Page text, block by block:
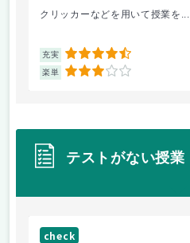
クリッカーなどを用いて授業を...
充実 4.5
楽単 3
テストがない授業
check